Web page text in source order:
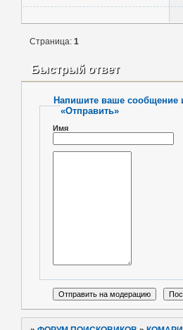
Страница:1
Быстрый ответ
Напишите ваше сообщение
«Отправить»
Имя